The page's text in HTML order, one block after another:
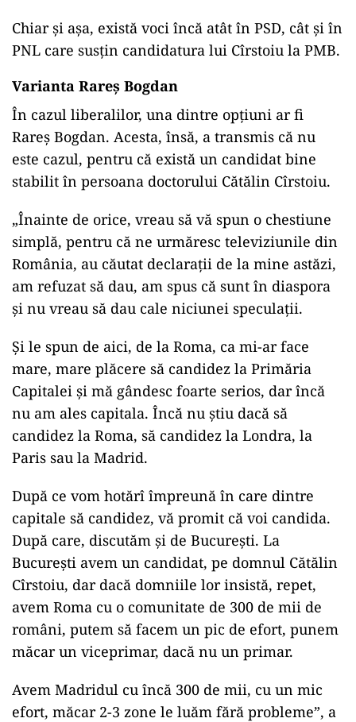
Chiar și așa, există voci încă atât în PSD, cât și în
PNL care susțin candidatura lui Cîrstoiu la PMB.
Varianta Rareș Bogdan
În cazul liberalilor, una dintre opțiuni ar fi
Rareș Bogdan. Acesta, însă, a transmis că nu
este cazul, pentru că există un candidat bine
stabilit în persoana doctorului Cătălin Cîrstoiu.
„Înainte de orice, vreau să vă spun o chestiune
simplă, pentru că ne urmăresc televiziunile din
România, au căutat declarații de la mine astăzi,
am refuzat să dau, am spus că sunt în diaspora
și nu vreau să dau cale niciunei speculații.
Și le spun de aici, de la Roma, ca mi-ar face
mare, mare plăcere să candidez la Primăria
Capitalei și mă gândesc foarte serios, dar încă
nu am ales capitala. Încă nu știu dacă să
candidez la Roma, să candidez la Londra, la
Paris sau la Madrid.
După ce vom hotărî împreună în care dintre
capitale să candidez, vă promit că voi candida.
După care, discutăm și de București. La
București avem un candidat, pe domnul Cătălin
Cîrstoiu, dar dacă domniile lor insistă, repet,
avem Roma cu o comunitate de 300 de mii de
români, putem să facem un pic de efort, punem
măcar un viceprimar, dacă nu un primar.
Avem Madridul cu încă 300 de mii, cu un mic
efort, măcar 2-3 zone le luăm fără probleme”, a